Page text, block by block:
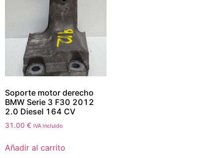
Soporte motor derecho
BMW Serie 3 F30 2012
2.0 Diesel 164 CV
31.00 € IVA incluido
Añadir al carrito